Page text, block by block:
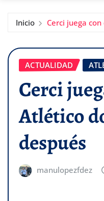
Inicio Cerci juega
ACTUALIDAD
Cerci
Atlético
después
manulopezfdez